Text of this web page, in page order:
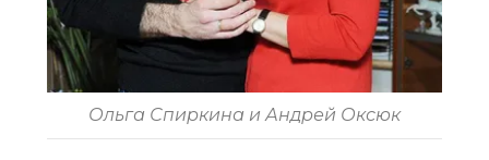
Ольга Спиркина и Андрей Оксюк